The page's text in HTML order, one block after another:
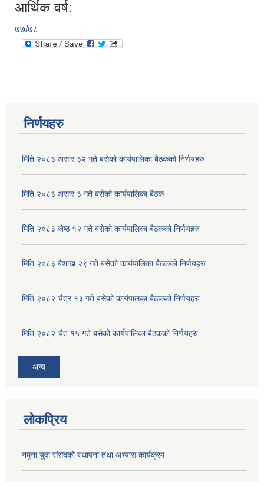
आर्थिक वर्ष:
७७/७८
निर्णयहरु
मिति २०८३ असार ३२ गते बसेको कार्यपालिका बैठकको निर्णयहरु
मिति २०८३ असार ३ गते बसेको कार्यपालिका बैठक
मिति २०८३ जेष्ठ १२ गते बसेको कार्यपालिका बैठकको निर्णयहरु
मिति २०८३ बैशाख २९ गते बसेको कार्यपालिका बैठकको निर्णयहरु
मिति २०८२ चैत्र १३ गते बसेको कार्यपालका बैठकको निर्णयहरु
मिति २०८२ चैत १५ गते बसेको कार्यपालिका बैठकको निर्णयहरु
अन्य
लोकप्रिय
नमुना युवा संसदको स्थापना तथा अभ्यास कार्यक्रम